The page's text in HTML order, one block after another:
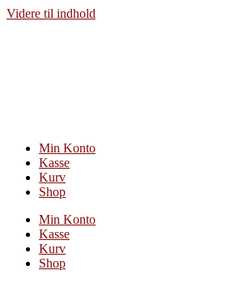
Videre til indhold
Min Konto
Kasse
Kurv
Shop
Min Konto
Kasse
Kurv
Shop